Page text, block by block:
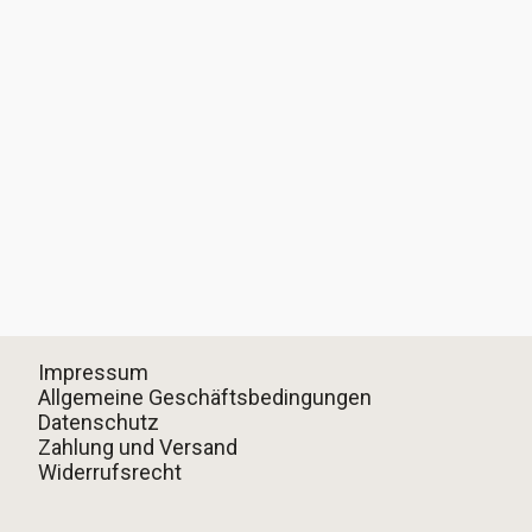
Impressum
Allgemeine Geschäftsbedingungen
Datenschutz
Zahlung und Versand
Widerrufsrecht